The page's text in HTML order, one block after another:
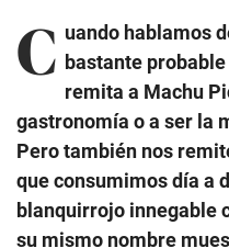
C uando hablamos
bastante
remita a Machu
gastronomía o a ser la
Pero también nos
que consumimos día a
blanquirrojo innegable
su mismo nombre